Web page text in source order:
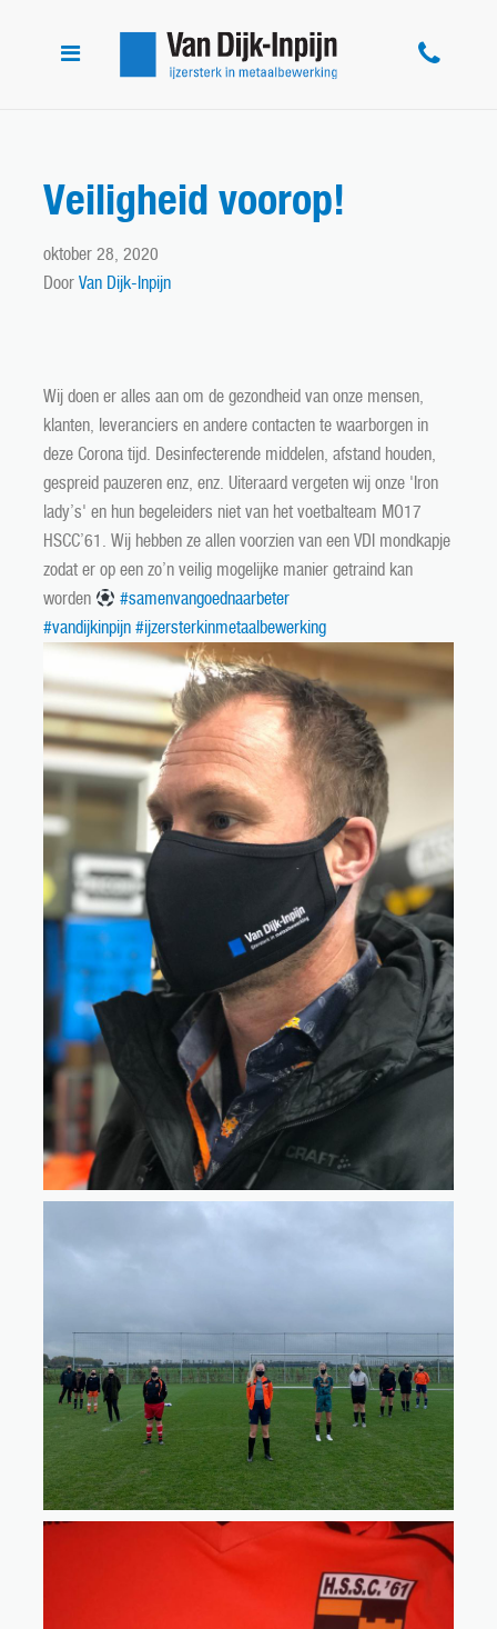
Toggle
Veiligheid voorop!
oktober 28, 2020
Door Van Dijk-Inpijn
Wij doen er alles aan om de gezondheid van onze mensen,
klanten, leveranciers en andere contacten te waarborgen in
deze Corona tijd. Desinfecterende middelen, afstand houden,
gespreid pauzeren enz, enz. Uiteraard vergeten wij onze 'Iron
lady’s' en hun begeleiders niet van het voetbalteam MO17
HSCC’61. Wij hebben ze allen voorzien van een VDI mondkapje
zodat er op een zo’n veilig mogelijke manier getraind kan
worden
#samenvangoednaarbeter
#vandijkinpijn #ijzersterkinmetaalbewerking